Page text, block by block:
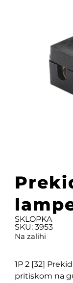
SKLOPKA
SKU: 3953
Na zalihi
1P 2 [32]
pritiskom na